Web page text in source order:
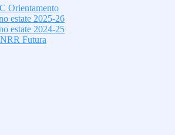
Orientamento
estate 2025-26
estate 2024-25
Futura